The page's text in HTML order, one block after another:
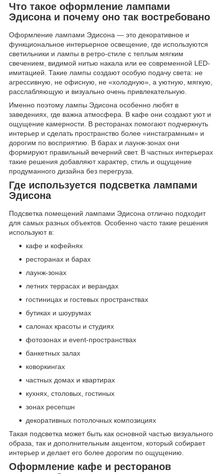
Что такое оформление лампами
Эдисона и почему оно так востребовано
Оформление лампами Эдисона — это декоративное и
функциональное интерьерное освещение, где используются
светильники и лампы в ретро-стиле с теплым мягким
свечением, видимой нитью накала или ее современной LED-
имитацией. Такие лампы создают особую подачу света: не
агрессивную, не офисную, не «холодную», а уютную, мягкую,
расслабляющую и визуально очень привлекательную.
Именно поэтому лампы Эдисона особенно любят в
заведениях, где важна атмосфера. В кафе они создают уют и
ощущение камерности. В ресторанах помогают подчеркнуть
интерьер и сделать пространство более «инстаграмным» и
дорогим по восприятию. В барах и лаунж-зонах они
формируют правильный вечерний свет. В частных интерьерах
такие решения добавляют характер, стиль и ощущение
продуманного дизайна без перегруза.
Где используется подсветка лампами
Эдисона
Подсветка помещений лампами Эдисона отлично подходит
для самых разных объектов. Особенно часто такие решения
используют в:
кафе и кофейнях
ресторанах и барах
лаунж-зонах
летних террасах и верандах
гостиницах и гостевых пространствах
бутиках и шоурумах
салонах красоты и студиях
фотозонах и event-пространствах
банкетных залах
коворкингах
частных домах и квартирах
кухнях, столовых, гостиных
зонах ресепшн
декоративных потолочных композициях
Такая подсветка может быть как основной частью визуального
образа, так и дополнительным акцентом, который собирает
интерьер и делает его более дорогим по ощущению.
Оформление кафе и ресторанов